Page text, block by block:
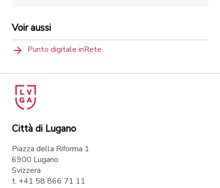
Voir aussi
Punto digitale inRete
Città di Lugano
Piazza della Riforma 1
6900 Lugano
Svizzera
t. +41 58 866 71 11